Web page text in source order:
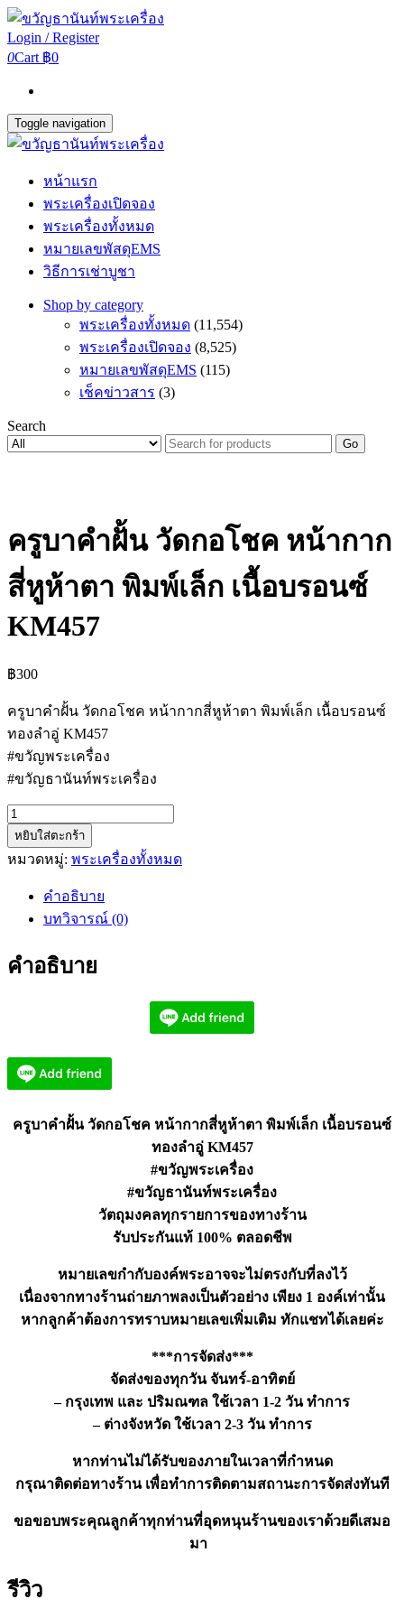
Login / Register
0Cart ฿0
Toggle navigation
หน้าแรก
พระเครื่องเปิดจอง
พระเครื่องทั้งหมด
หมายเลขพัสดุEMS
วิธีการเช่าบูชา
Shop by category
พระเครื่องทั้งหมด (11,554)
พระเครื่องเปิดจอง (8,525)
หมายเลขพัสดุEMS (115)
เช็คข่าวสาร (3)
Search
Go
ครูบาคำฝั้น วัดกอโชค หน้ากาก
สี่หูห้าตา พิมพ์เล็ก เนื้อบรอนซ์
KM457
฿300
ครูบาคำฝั้น วัดกอโชค หน้ากากสี่หูห้าตา พิมพ์เล็ก เนื้อบรอนซ์
ทองลำอู่ KM457
#ขวัญพระเครื่อง
#ขวัญธานันท์พระเครื่อง
จำนวน
ครู
บา
โชค
ห้า
ตา
เล็ก
หยิบใส่ตะกร้า
หมวดหมู่: พระเครื่องทั้งหมด
คำอธิบาย
บทวิจารณ์ (0)
คำอธิบาย
ครูบาคำฝั้น วัดกอโชค หน้ากากสี่หูห้าตา พิมพ์เล็ก เนื้อบรอนซ์
ทองลำอู่ KM457
#ขวัญพระเครื่อง
#ขวัญธานันท์พระเครื่อง
วัตถุมงคลทุกรายการของทางร้าน
รับประกันแท้ 100% ตลอดชีพ
หมายเลขกำกับองค์พระอาจจะไม่ตรงกับที่ลงไว้
เนื่องจากทางร้านถ่ายภาพลงเป็นตัวอย่าง เพียง 1 องค์เท่านั้น
หากลูกค้าต้องการทราบหมายเลขเพิ่มเติม ทักแชทได้เลยค่ะ
***การจัดส่ง***
จัดส่งของทุกวัน จันทร์-อาทิตย์
– กรุงเทพ และ ปริมณฑล ใช้เวลา 1-2 วัน ทำการ
– ต่างจังหวัด ใช้เวลา 2-3 วัน ทำการ
หากท่านไม่ได้รับของภายในเวลาที่กำหนด
กรุณาติดต่อทางร้าน เพื่อทำการติดตามสถานะการจัดส่งทันที
ขอขอบพระคุณลูกค้าทุกท่านที่อุดหนุนร้านของเราด้วยดีเสมอ
มา
รีวิว